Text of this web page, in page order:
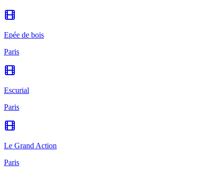
Epée de bois
Paris
Escurial
Paris
Le Grand Action
Paris